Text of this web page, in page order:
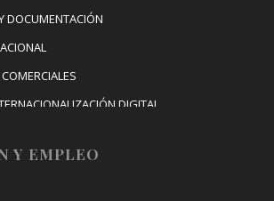
DOCUMENTACIÓN
DIGITAL
Y EMPLEO